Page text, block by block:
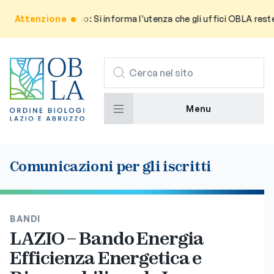
AttenzioneAvviso: Si informa l’utenza che gli uffici OBLA
CERCA
Menu
Comunicazioni per gli iscritti
BANDI
LAZIO – Bando Energia
Efficienza Energetica e